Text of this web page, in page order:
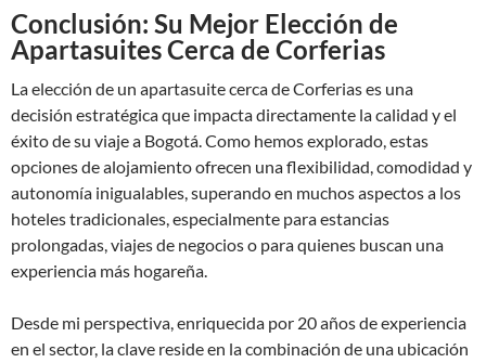
Conclusión: Su Mejor Elección de
Apartasuites Cerca de Corferias
La elección de un apartasuite cerca de Corferias es una
decisión estratégica que impacta directamente la calidad y el
éxito de su viaje a Bogotá. Como hemos explorado, estas
opciones de alojamiento ofrecen una flexibilidad, comodidad y
autonomía inigualables, superando en muchos aspectos a los
hoteles tradicionales, especialmente para estancias
prolongadas, viajes de negocios o para quienes buscan una
experiencia más hogareña.
Desde mi perspectiva, enriquecida por 20 años de experiencia
en el sector, la clave reside en la combinación de una ubicación